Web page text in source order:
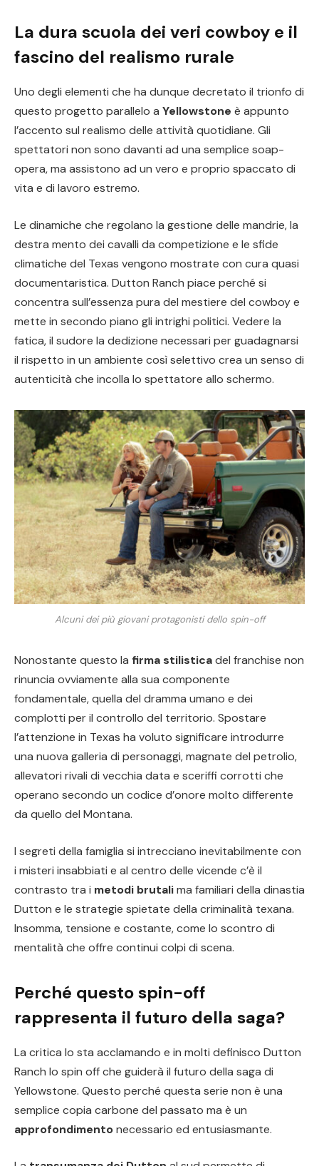
La dura scuola dei veri cowboy e il
fascino del realismo rurale
Uno degli elementi che ha dunque decretato il trionfo di
questo progetto parallelo a Yellowstone è appunto
l’accento sul realismo delle attività quotidiane. Gli
spettatori non sono davanti ad una semplice soap-
opera, ma assistono ad un vero e proprio spaccato di
vita e di lavoro estremo.
Le dinamiche che regolano la gestione delle mandrie, la
destra mento dei cavalli da competizione e le sfide
climatiche del Texas vengono mostrate con cura quasi
documentaristica. Dutton Ranch piace perché si
concentra sull’essenza pura del mestiere del cowboy e
mette in secondo piano gli intrighi politici. Vedere la
fatica, il sudore la dedizione necessari per guadagnarsi
il rispetto in un ambiente così selettivo crea un senso di
autenticità che incolla lo spettatore allo schermo.
Alcuni dei più giovani protagonisti dello spin-off
Nonostante questo la firma stilisticadel franchise non
rinuncia ovviamente alla sua componente
fondamentale, quella del dramma umano e dei
complotti per il controllo del territorio. Spostare
l’attenzione in Texas ha voluto significare introdurre
una nuova galleria di personaggi, magnate del petrolio,
allevatori rivali di vecchia data e sceriffi corrotti che
operano secondo un codice d’onore molto differente
da quello del Montana.
I segreti della famiglia si intrecciano inevitabilmente con
i misteri insabbiati e al centro delle vicende c’è il
contrasto tra i metodi brutalima familiari della dinastia
Dutton e le strategie spietate della criminalità texana.
Insomma, tensione e costante, come lo scontro di
mentalità che offre continui colpi di scena.
Perché questo spin-off
rappresenta il futuro della saga?
La critica lo sta acclamando e in molti definisco Dutton
Ranch lo spin off che guiderà il futuro della saga di
Yellowstone. Questo perché questa serie non è una
semplice copia carbone del passato ma è un
approfondimentonecessario ed entusiasmante.